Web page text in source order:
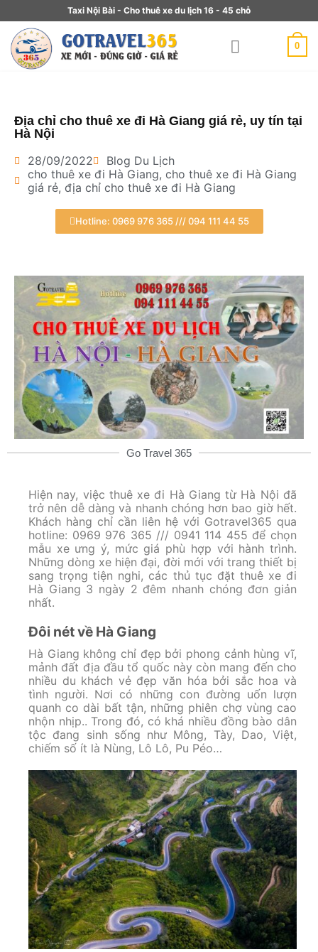
Taxi Nội Bài - Cho thuê xe du lịch 16 - 45 chỗ
0
Địa chỉ cho thuê xe đi Hà Giang giá rẻ, uy tín tại
Hà Nội
28/09/2022
Blog Du Lịch
cho thuê xe đi Hà Giang, cho thuê xe đi Hà Giang
giá rẻ, địa chỉ cho thuê xe đi Hà Giang
Hotline: 0969 976 365 /// 094 111 44 55
Go Travel 365
Hiện nay, việc thuê xe đi Hà Giang từ Hà Nội đã
trở nên dễ dàng và nhanh chóng hơn bao giờ hết.
Khách hàng chỉ cần liên hệ với Gotravel365 qua
hotline: 0969 976 365 /// 0941 114 455 để chọn
mẫu xe ưng ý, mức giá phù hợp với hành trình.
Những dòng xe hiện đại, đời mới với trang thiết bị
sang trọng tiện nghi, các thủ tục đặt thuê xe đi
Hà Giang 3 ngày 2 đêm nhanh chóng đơn giản
nhất.
Đôi nét về Hà Giang
Hà Giang không chỉ đẹp bởi phong cảnh hùng vĩ,
mảnh đất địa đầu tổ quốc này còn mang đến cho
nhiều du khách vẻ đẹp văn hóa bởi sắc hoa và
tình người. Nơi có những con đường uốn lượn
quanh co dài bất tận, những phiên chợ vùng cao
nhộn nhịp.. Trong đó, có khá nhiều đồng bào dân
tộc đang sinh sống như Mông, Tày, Dao, Việt,
chiếm số ít là Nùng, Lô Lô, Pu Péo…